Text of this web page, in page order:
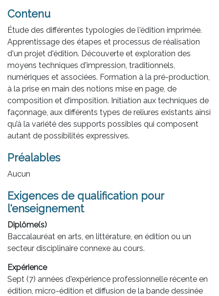
Contenu
Étude des différentes typologies de l'édition imprimée.
Apprentissage des étapes et processus de réalisation
d'un projet d'édition. Découverte et exploration des
moyens techniques d'impression, traditionnels,
numériques et associées. Formation à la pré-production,
à la prise en main des notions mise en page, de
composition et d’imposition. Initiation aux techniques de
façonnage, aux différents types de reliures existants ainsi
qu’à la variété des supports possibles qui composent
autant de possibilités expressives.
Préalables
Aucun
Exigences de qualification pour
l'enseignement
Diplôme(s)
Baccalauréat en arts, en littérature, en édition ou un
secteur disciplinaire connexe au cours.
Expérience
Sept (7) années d'expérience professionnelle récente en
édition, micro-édition et diffusion de la bande dessinée